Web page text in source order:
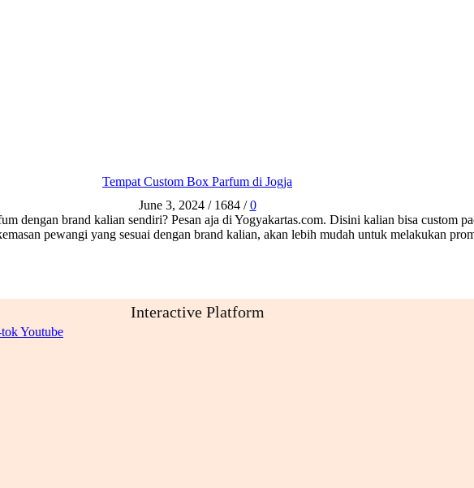
Tempat Custom Box Parfum di Jogja
June 3, 2024 / 1684 / 0
dengan brand kalian sendiri? Pesan aja di Yogyakartas.com. Disini kalian bisa custom
pewangi yang sesuai dengan brand kalian, akan lebih mudah untuk melakukan
Interactive Platform
Youtube